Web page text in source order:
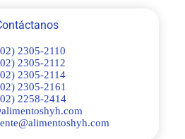
2305-2110
2305-2112
2305-2114
2305-2161
2258-2414